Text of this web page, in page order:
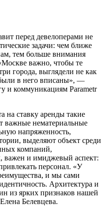
перед девелоперами не
задачи: чем ближе
тем больше внимания
важно, чтобы те
города, выглядели не как
в него вписаны», —
и коммуникациям Parametr
на ставку аренды такие
важные нематериальные
напряженность,
выделяют объект среди
компаний,
важен и имиджевый аспект:
персонал. «У
и мы сами
Архитектура и
из ярких признаков нашей
Белевцева.